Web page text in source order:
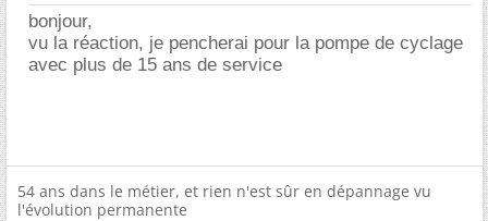
bonjour,
vu la réaction, je pencherai pour la pompe de cyclage
avec plus de 15 ans de service
54 ans dans le métier, et rien n'est sûr en dépannage vu
l'évolution permanente